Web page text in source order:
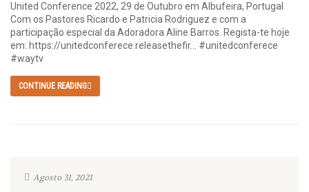
United Conference 2022, 29 de Outubro em Albufeira, Portugal
Com os Pastores Ricardo e Patricia Rodriguez e com a
participação especial da Adoradora Aline Barros. Regista-te hoje
em: https://unitedconferece.releasethefir… #unitedconferece
#waytv
CONTINUE READING
Agosto 31, 2021